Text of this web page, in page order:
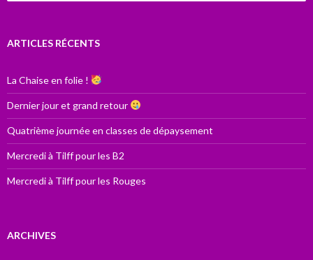
ARTICLES RÉCENTS
La Chaise en folie !
Dernier jour et grand retour
Quatrième journée en classes de dépaysement
Mercredi à Tilff pour les B2
Mercredi à Tilff pour les Rouges
ARCHIVES